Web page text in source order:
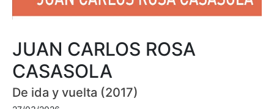
JUAN CARLOS ROSA
CASASOLA
De ida y vuelta (2017)